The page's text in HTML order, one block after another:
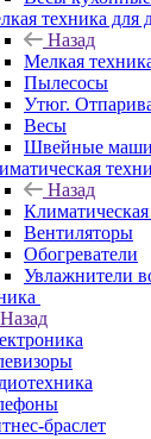
техника для
Назад
Мелкая
Пылесосы
Утюг.
Весы
Швейные
Назад
Вентиляторы
Обогреватели
Увлажнители
Назад
браслет